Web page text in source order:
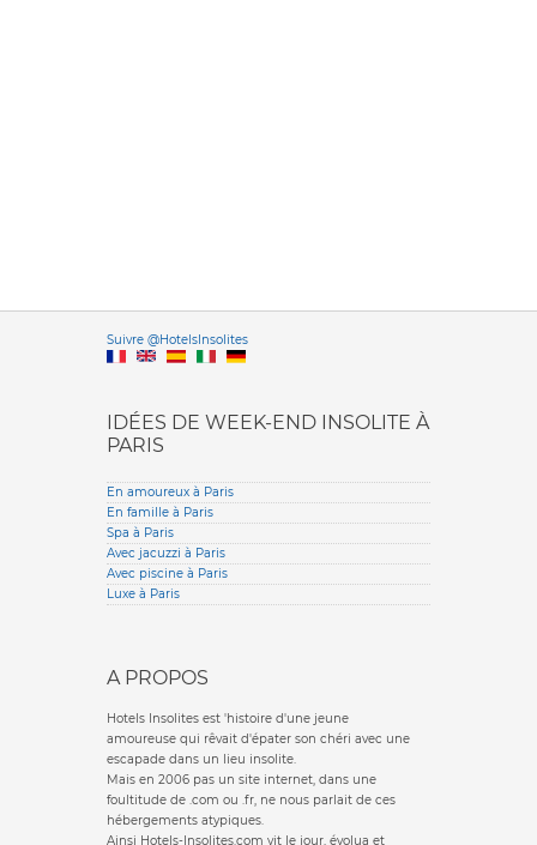
Suivre @HotelsInsolitesVersione
IDÉES DE WEEK-END INSOLITE À
PARIS
En amoureux à Paris
En famille à Paris
Spa à Paris
Avec jacuzzi à Paris
Avec piscine à Paris
Luxe à Paris
A PROPOS
Hotels Insolites est 'histoire d'une jeune
amoureuse qui rêvait d'épater son chéri avec une
escapade dans un lieu insolite.
Mais en 2006 pas un site internet, dans une
foultitude de .com ou .fr, ne nous parlait de ces
hébergements atypiques.
Ainsi Hotels-Insolites.com vit le jour, évolua et